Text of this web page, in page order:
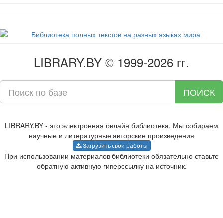
LIBRARY.BY © 1999-2026 гг.
ПОИСК
LIBRARY.BY - это электронная онлайн библиотека. Мы собираем
научные и литературные авторские произведения
Загрузить свои работы
При использовании материалов библиотеки обязательно ставьте
обратную активную гиперссылку на источник.